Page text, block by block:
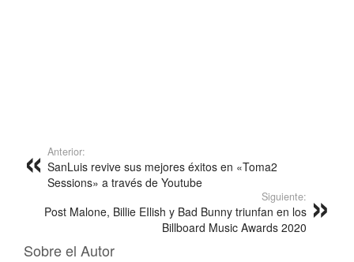
Anterior:
SanLuis revive sus mejores éxitos en «Toma2
Sessions» a través de Youtube
Siguiente:
Post Malone, Billie EIlish y Bad Bunny triunfan en los
Billboard Music Awards 2020
Sobre el Autor